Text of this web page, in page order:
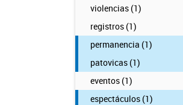
violencias (1)
registros (1)
permanencia (1)
patovicas (1)
eventos (1)
espectáculos (1)